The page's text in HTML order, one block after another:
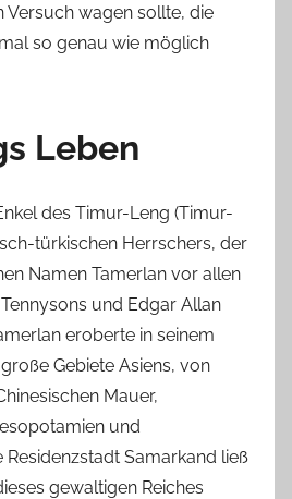
wagen sollte, die
so genau wie möglich
Leben
des Timur-Leng (Timur-
türkischen Herrschers, der
Namen Tamerlan vor allen
und Edgar Allan
eroberte in seinem
Gebiete Asiens, von
Mauer,
und
Residenzstadt Samarkand ließ
gewaltigen Reiches